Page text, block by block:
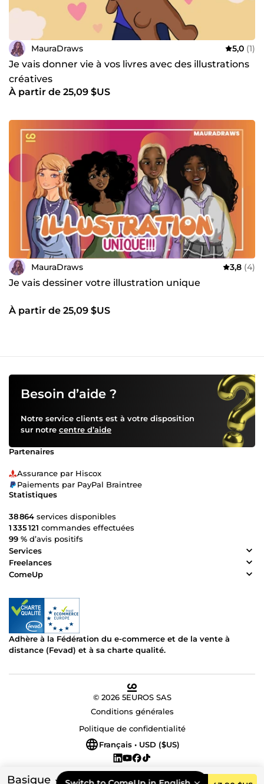
Basique
MauraDraws 5,0 (1)
Je vais donner vie à vos livres avec des illustrations
créatives
À partir de 25,09 $US
MauraDraws 3,8 (4)
Je vais dessiner votre illustration unique
À partir de 25,09 $US
Besoin d’aide ?
Notre service clients est à votre disposition
sur notre centre d’aide
Partenaires
Assurance par Hiscox
Paiements par PayPal Braintree
Statistiques
38 864 services disponibles
1 335 121 commandes effectuées
99 % d’avis positifs
Services
Freelances
ComeUp
Adhère à la Fédération du e-commerce et de la vente à
distance (Fevad) et à sa charte qualité.
© 2026 5EUROS SAS
Conditions générales
Politique de confidentialité
Français • USD ($US)